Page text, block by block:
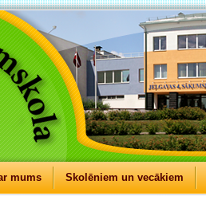
mums Skolēniem un vecākiem